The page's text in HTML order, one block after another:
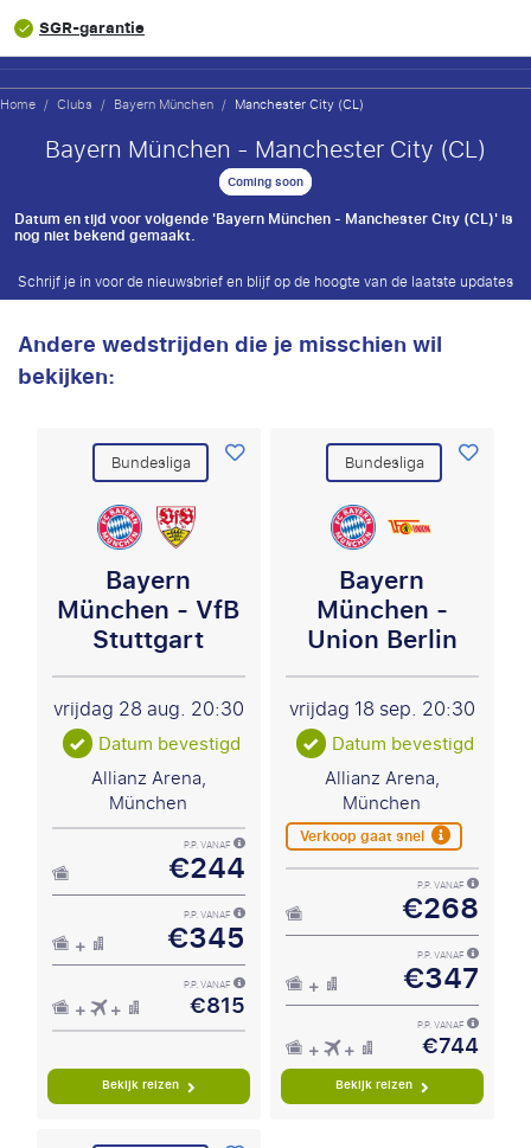
SGR-garantie
Home / Clubs / Bayern München / Manchester City (CL)
Bayern München - Manchester City (CL)
Coming soon
Datum en tijd voor volgende 'Bayern München - Manchester City (CL)' is
nog niet bekend gemaakt.
Schrijf je in voor de nieuwsbrief en blijf op de hoogte van de laatste updates
Andere wedstrijden die je misschien wil
bekijken:
Bundesliga
Bayern
München - VfB
Stuttgart
vrijdag 28 aug. 20:30
Datum bevestigd
Allianz Arena,
München
P.P. VANAF
€244
P.P. VANAF
€345
P.P. VANAF
€815
Bekijk reizen
Bundesliga
Bayern
München -
Union Berlin
vrijdag 18 sep. 20:30
Datum bevestigd
Allianz Arena,
München
Verkoop gaat snel
P.P. VANAF
€268
P.P. VANAF
€347
P.P. VANAF
€744
Bekijk reizen